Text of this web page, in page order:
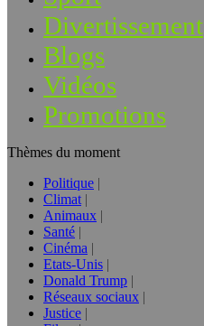
Divertissement
Blogs
Vidéos
Promotions
Thèmes du moment
Politique
Climat
Animaux
Santé
Cinéma
Etats-Unis
Donald Trump
Réseaux sociaux
Justice